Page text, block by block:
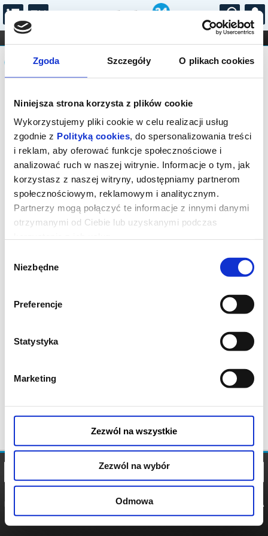
Zgoda Szczegóły O plikach cookies
Niniejsza strona korzysta z plików cookie
Wykorzystujemy pliki cookie w celu realizacji usług
zgodnie z Polityką cookies, do spersonalizowania treści
i reklam, aby oferować funkcje społecznościowe i
analizować ruch w naszej witrynie. Informacje o tym, jak
korzystasz z naszej witryny, udostępniamy partnerom
społecznościowym, reklamowym i analitycznym.
Partnerzy mogą połączyć te informacje z innymi danymi
otrzymanymi od Ciebie lub uzyskanymi podczas
zgody
Niezbędne
Preferencje
Statystyka
Marketing
Zezwól na wszystkie
Zezwól na wybór
Odmowa
...
FILHARMONIA OPERA I BALET
STAND-UP
DLA DZIECI
Komunikat
Sprzedaż on-line została zakończona,
sprawdź dostępność biletów w kasie.
POLITYKA
POLITYKA